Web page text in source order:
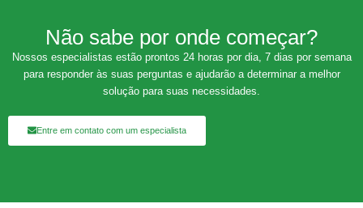
Não sabe por onde começar?
Nossos especialistas estão prontos 24 horas por dia, 7 dias por semana
para responder às suas perguntas e ajudarão a determinar a melhor
solução para suas necessidades.
Entre em contato com um especialista